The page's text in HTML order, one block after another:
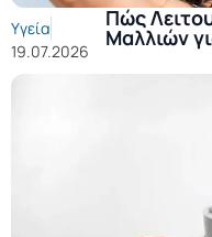
Υγεία
19.07.2026
Πώς
Μαλλιών